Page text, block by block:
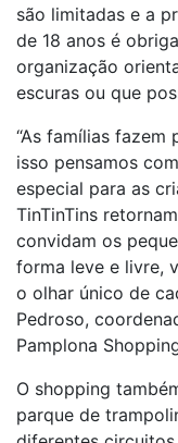
são limitadas e a
de 18 anos é
organização
escuras ou que
“As famílias
isso pensamos
especial para as
TinTinTins
convidam os
forma leve e livre,
o olhar único de
Pedroso,
Pamplona
O shopping
parque de